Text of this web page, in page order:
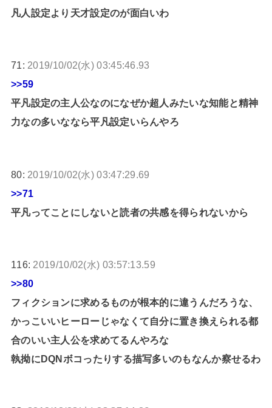
凡人設定より天才設定のが面白いわ
71: 2019/10/02(水) 03:45:46.93
>>59
平凡設定の主人公なのになぜか超人みたいな知能と精神
力なの多いななら平凡設定いらんやろ
80: 2019/10/02(水) 03:47:29.69
>>71
平凡ってことにしないと読者の共感を得られないから
116: 2019/10/02(水) 03:57:13.59
>>80
フィクションに求めるものが根本的に違うんだろうな、
かっこいいヒーローじゃなくて自分に置き換えられる都
合のいい主人公を求めてるんやろな
執拗にDQNボコったりする描写多いのもなんか察せるわ